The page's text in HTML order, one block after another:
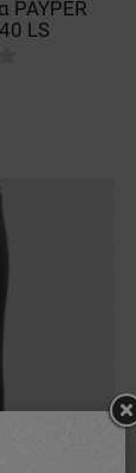
PAYPER
LS